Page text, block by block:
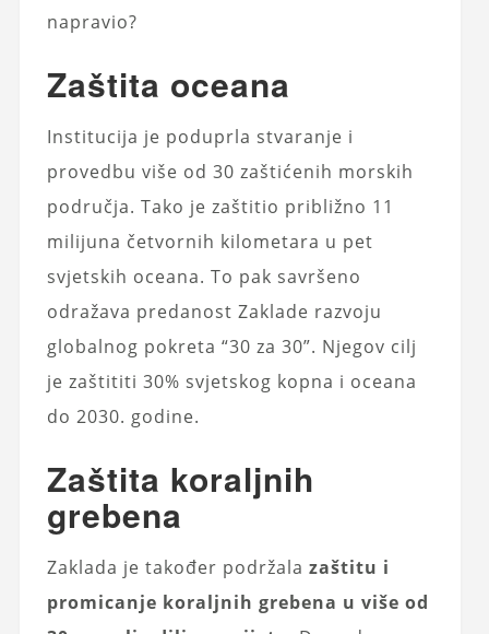
napravio?
Zaštita oceana
Institucija je poduprla stvaranje i
provedbu više od 30 zaštićenih morskih
područja. Tako je zaštitio približno 11
milijuna četvornih kilometara u pet
svjetskih oceana. To pak savršeno
odražava predanost Zaklade razvoju
globalnog pokreta “30 za 30”. Njegov cilj
je zaštititi 30% svjetskog kopna i oceana
do 2030. godine.
Zaštita koraljnih
grebena
Zaklada je također podržala zaštitu i
promicanje koraljnih grebena u više od